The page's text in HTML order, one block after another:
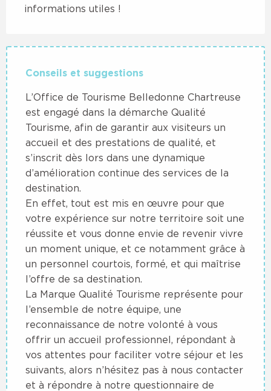
informations utiles !
Conseils et suggestions
L’Office de Tourisme Belledonne Chartreuse
est engagé dans la démarche Qualité
Tourisme, afin de garantir aux visiteurs un
accueil et des prestations de qualité, et
s’inscrit dès lors dans une dynamique
d’amélioration continue des services de la
destination.
En effet, tout est mis en œuvre pour que
votre expérience sur notre territoire soit une
réussite et vous donne envie de revenir vivre
un moment unique, et ce notamment grâce à
un personnel courtois, formé, et qui maîtrise
l’offre de sa destination.
La Marque Qualité Tourisme représente pour
l’ensemble de notre équipe, une
reconnaissance de notre volonté à vous
offrir un accueil professionnel, répondant à
vos attentes pour faciliter votre séjour et les
suivants, alors n’hésitez pas à nous contacter
et à répondre à notre questionnaire de